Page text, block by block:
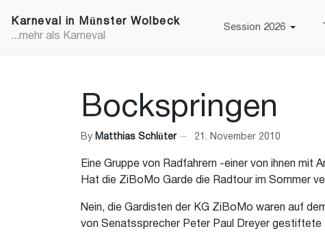
Karneval in Münster Wolbeck
...mehr als Karneval
Session 2026
Bockspringen
By Matthias Schlüter 21. November 2010
Eine Gruppe von Radfahrern -einer von ihnen mit
Hat die ZiBoMo Garde die Radtour im Sommer
Nein, die Gardisten der KG ZiBoMo waren auf
von Senatssprecher Peter Paul Dreyer gestiftete